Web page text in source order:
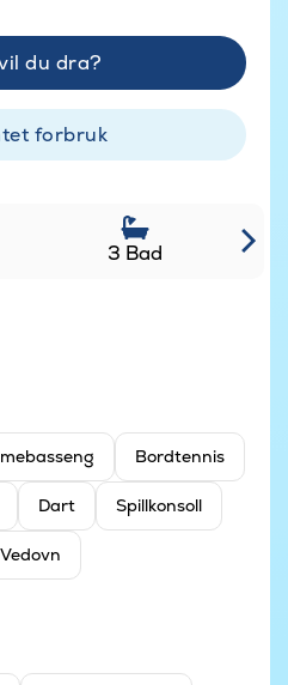
du dra?
forbruk
3 Bad
Bordtennis
Dart Spillkonsoll
Vedovn